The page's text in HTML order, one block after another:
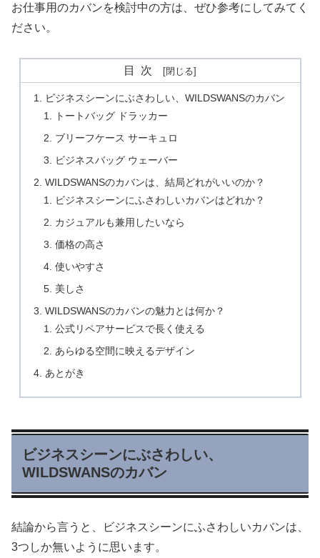
お仕事用のカバンを検討中の方は、ぜひ参考にしてみてく
ださい。
目次
ビジネスシーンにぶさわしい、WILDSWANSのカバン
トートバッグ ドラッカー
ブリーフケース サーキュロ
ビジネスバッグ ウェーバー
WILDSWANSのカバンは、結局どれがいいのか？
ビジネスシーンにふさわしいカバンはどれか？
カジュアルも兼用したいなら
価格の高さ
使いやすさ
美しさ
WILDSWANSのカバンの魅力とは何か？
公式リペアサービスで長く使える
あらゆる空間に映えるデザイン
あとがき
ビジネスシーンにぶさわしい、
WILDSWANSのカバン
結論から言うと、ビジネスシーンにふさわしいカバンは、
3つしか無いように思います。